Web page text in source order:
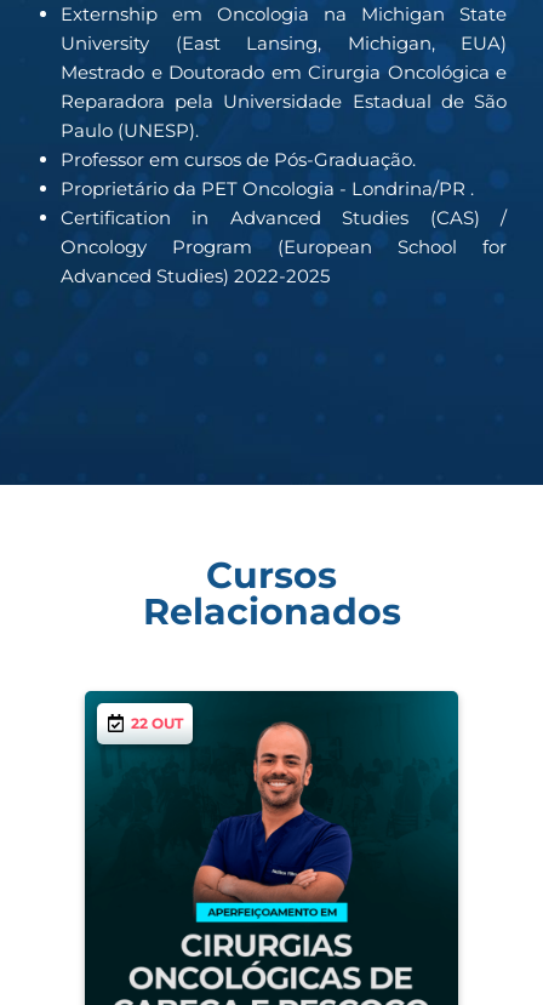
Externship em Oncologia na Michigan State
University (East Lansing, Michigan, EUA)
Mestrado e Doutorado em Cirurgia Oncológica e
Reparadora pela Universidade Estadual de São
Paulo (UNESP).
Professor em cursos de Pós-Graduação.
Proprietário da PET Oncologia - Londrina/PR .
Certification in Advanced Studies (CAS) /
Oncology Program (European School for
Advanced Studies) 2022-2025
Cursos
Relacionados
22 OUT